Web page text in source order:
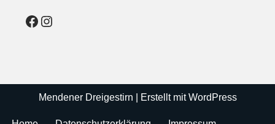
Mendener Dreigestirn | Erstellt mitWordPress